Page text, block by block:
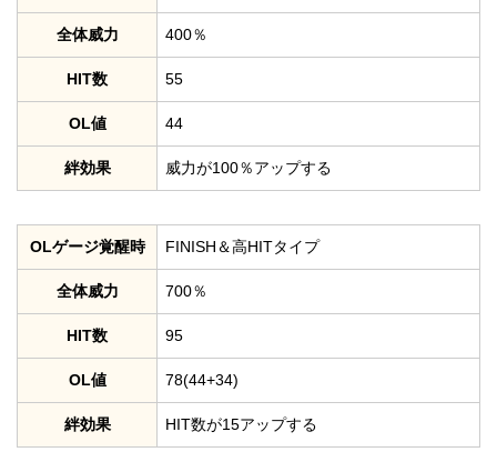
全体威力 400％
HIT数 55
OL値 44
絆効果 威力が100％アップする
OLゲージ覚醒時 FINISH＆高HITタイプ
全体威力 700％
HIT数 95
OL値 78(44+34)
絆効果 HIT数が15アップする